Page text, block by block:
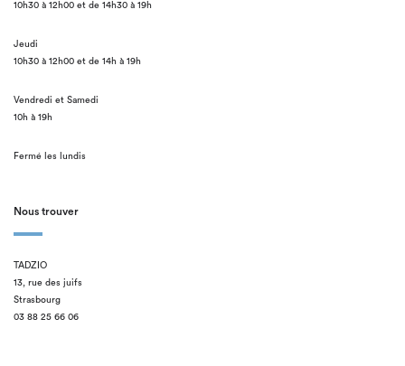
10h30 à 12h00 et de 14h30 à 19h
Jeudi
10h30 à 12h00 et de 14h à 19h
Vendredi et Samedi
10h à 19h
Fermé les lundis
Nous trouver
TADZIO
13, rue des juifs
Strasbourg
03 88 25 66 06